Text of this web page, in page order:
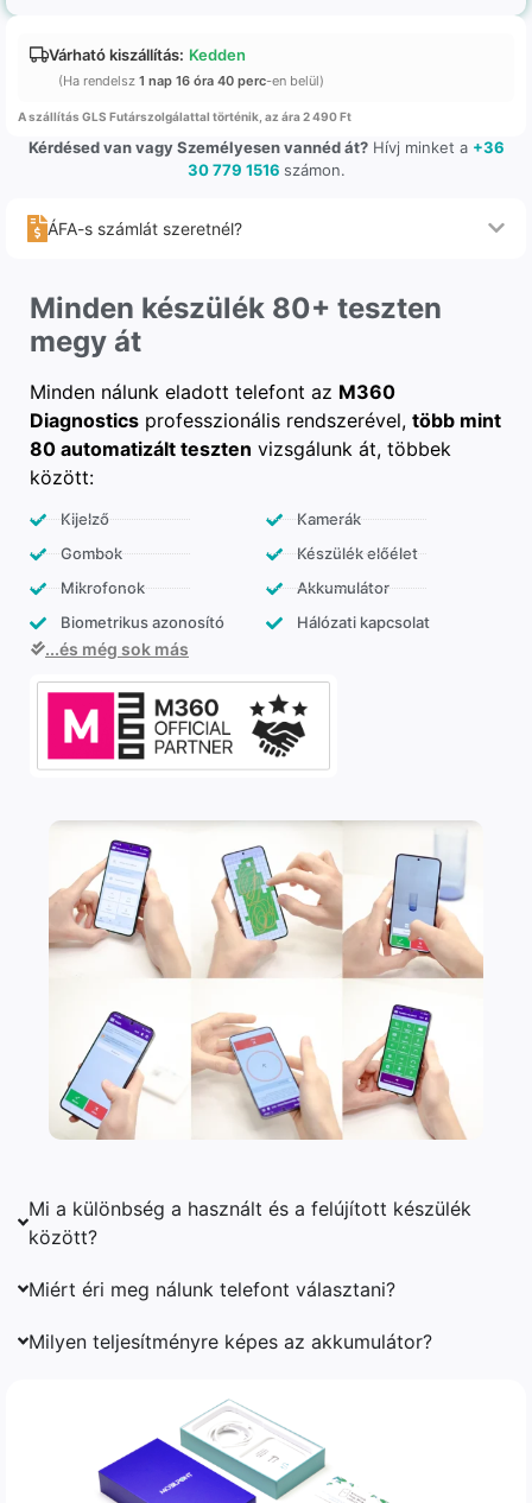
Várható kiszállítás: Kedden
(Ha rendelsz 1 nap 16 óra 40 perc-en belül)
A szállítás GLS Futárszolgálattal történik, az ára 2 490 Ft
Kérdésed van vagy Személyesen vannéd át?Hívj minket a +36
30 779 1516 számon.
ÁFA-s számlát szeretnél?
Minden készülék 80+ teszten
megy át
Minden nálunk eladott telefont az M360
Diagnostics professzionális rendszerével, több mint
80 automatizált teszten vizsgálunk át, többek
között:
Kijelző
Gombok
Mikrofonok
Biometrikus azonosító
Kamerák
Készülék előélet
Akkumulátor
Hálózati kapcsolat
...és még sok más
Mi a különbség a használt és a felújított készülék
között?
Miért éri meg nálunk telefont választani?
Milyen teljesítményre képes az akkumulátor?